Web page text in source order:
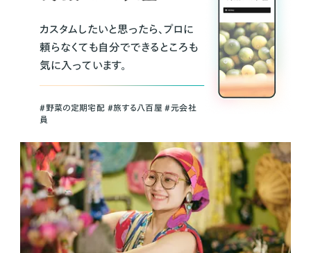
カスタムしたいと思ったら、プロに
頼らなくても自分でできるところも
気に入っています。
＃野菜の定期宅配 ＃旅する八百屋 ＃元会社
員